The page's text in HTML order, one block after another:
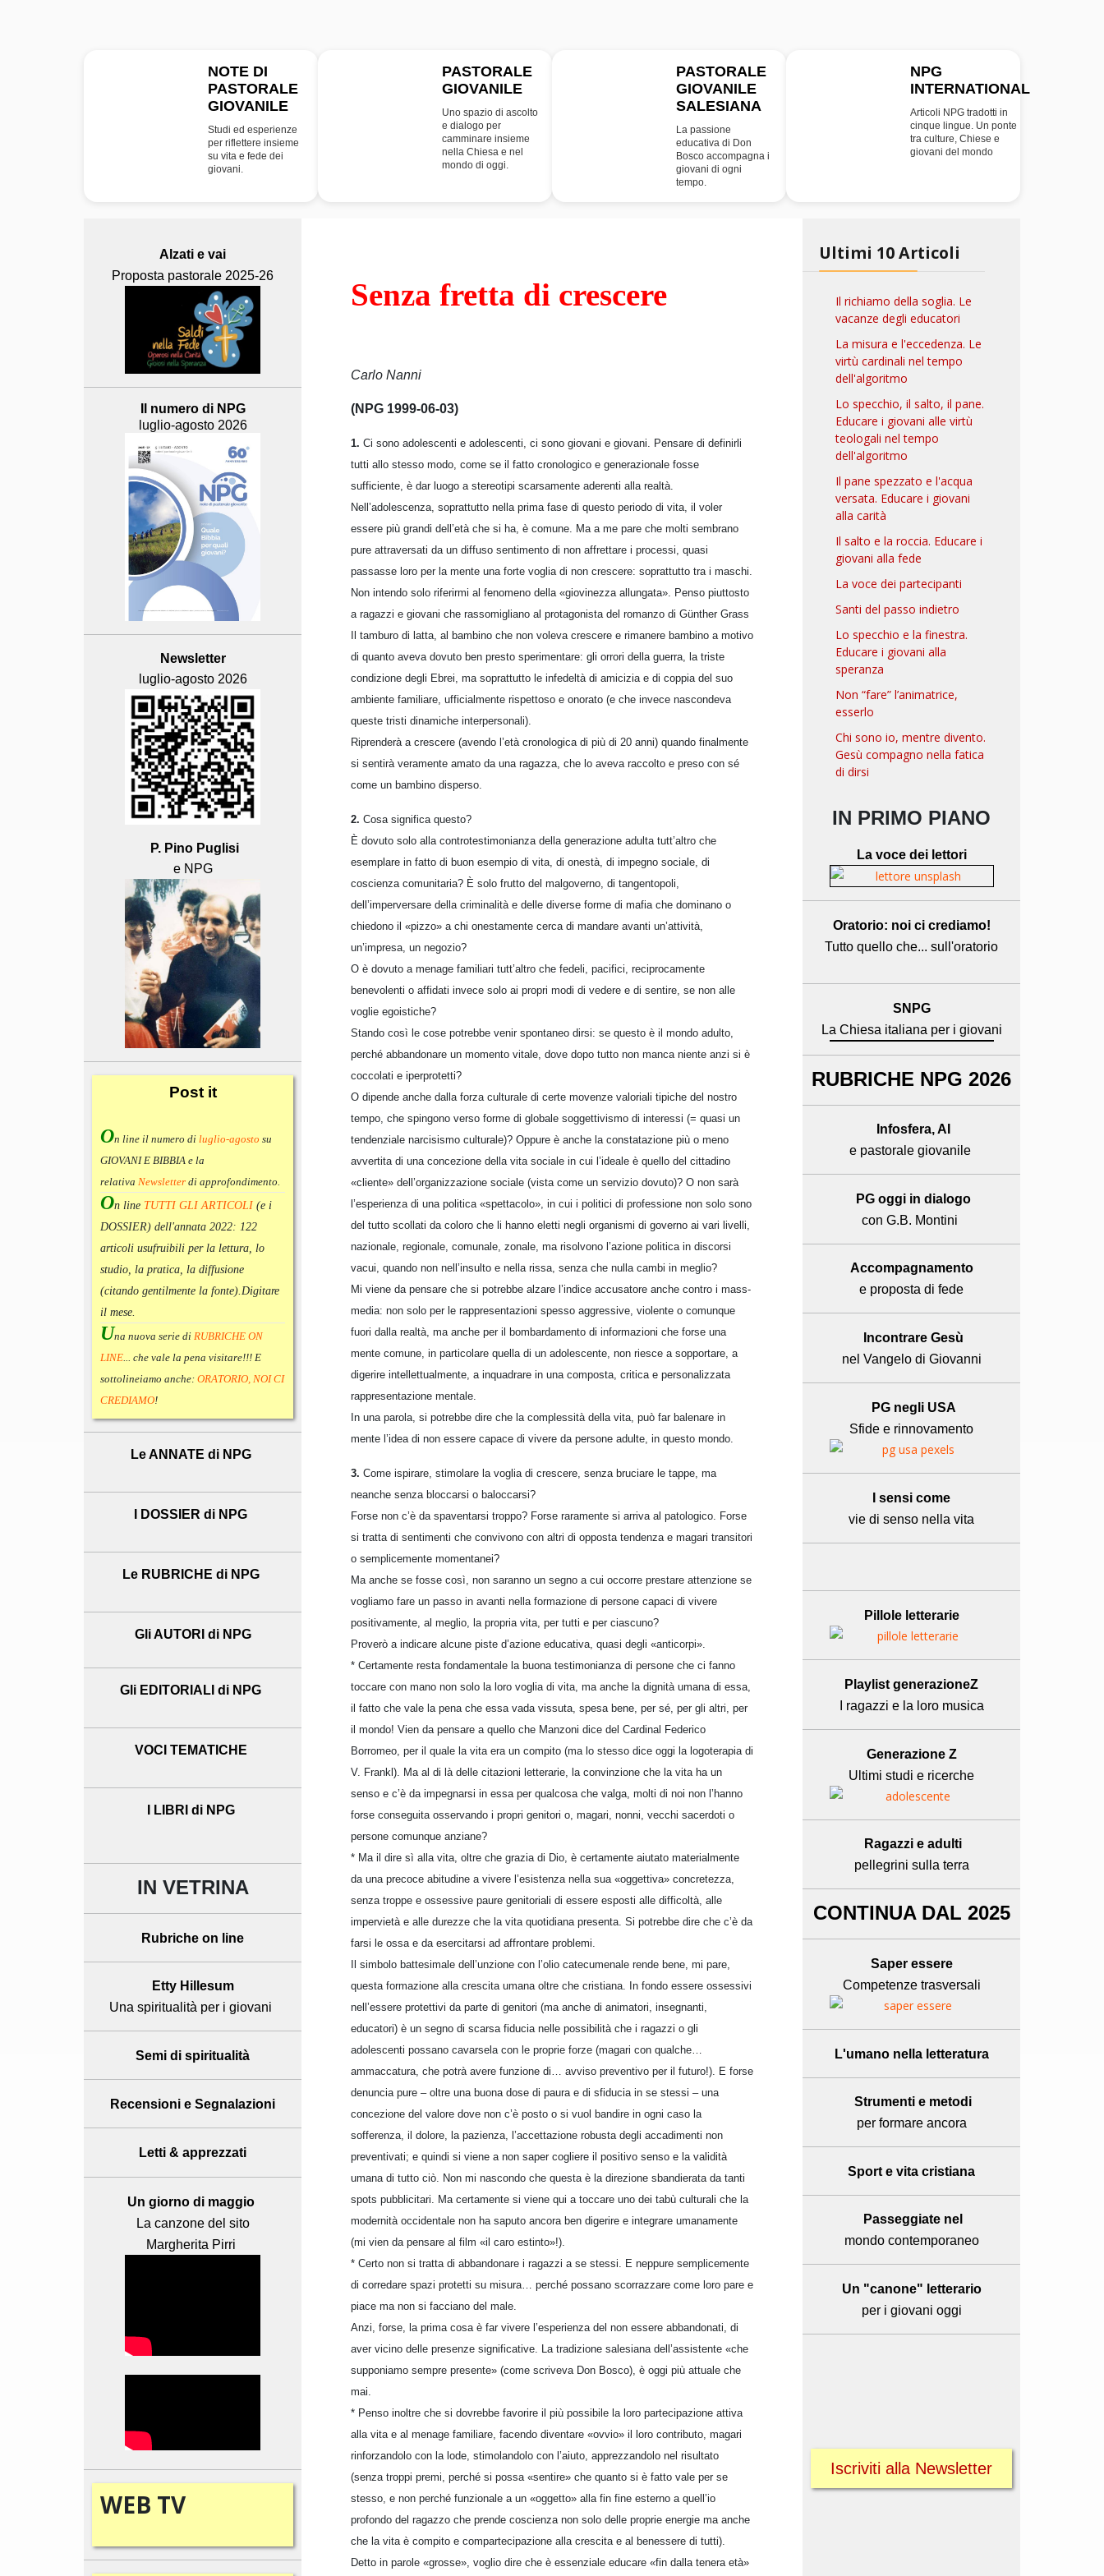
NOTE DI
PASTORALE
GIOVANILE
Studi ed esperienze
per riflettere insieme
su vita e fede dei
giovani.
PASTORALE
GIOVANILE
Uno spazio di ascolto
e dialogo per
camminare insieme
nella Chiesa e nel
mondo di oggi.
PASTORALE
GIOVANILE
SALESIANA
La passione
educativa di Don
Bosco accompagna i
giovani di ogni
tempo.
NPG
INTERNATIONAL
Articoli NPG tradotti in
cinque lingue. Un ponte
tra culture, Chiese e
giovani del mondo
Alzati e vai
Proposta pastorale 2025-26
Il numero di NPG
luglio-agosto 2026
Newsletter
luglio-agosto 2026
P. Pino Puglisi
e NPG
Postit
On line il numero di luglio-agosto su
GIOVANI E BIBBIA e la
relativa Newsletter di approfondimento.
On line TUTTI GLI ARTICOLI (e i
DOSSIER) dell'annata 2022: 122
articoli usufruibili per la lettura, lo
studio, la pratica, la diffusione
(citando gentilmente la fonte).Digitare
il mese.
Una nuova serie di RUBRICHE ON
LINE... che vale la pena visitare!!! E
sottolineiamo anche: ORATORIO, NOI CI
CREDIAMO!
Le ANNATE di NPG
I DOSSIER di NPG
Le RUBRICHE di NPG
Gli AUTORI di NPG
Gli EDITORIALI di NPG
VOCI TEMATICHE
I LIBRI di NPG
IN VETRINA
Rubriche on line
Etty Hillesum
Una spiritualità per i giovani
Semi di spiritualità
Recensioni e Segnalazioni
Letti & apprezzati
Un giorno di maggio
La canzone del sito
Margherita Pirri
WEB TV
Senza fretta di crescere
Carlo Nanni
(NPG 1999-06-03)
1. Ci sono adolescenti e adolescenti, ci sono giovani e giovani. Pensare di definirli
tutti allo stesso modo, come se il fatto cronologico e generazionale fosse
sufficiente, è dar luogo a stereotipi scarsamente aderenti alla realtà.
Nell’adolescenza, soprattutto nella prima fase di questo periodo di vita, il voler
essere più grandi dell’età che si ha, è comune. Ma a me pare che molti sembrano
pure attraversati da un diffuso sentimento di non affrettare i processi, quasi
passasse loro per la mente una forte voglia di non crescere: soprattutto tra i maschi.
Non intendo solo riferirmi al fenomeno della «giovinezza allungata». Penso piuttosto
a ragazzi e giovani che rassomigliano al protagonista del romanzo di Günther Grass
Il tamburo di latta, al bambino che non voleva crescere e rimanere bambino a motivo
di quanto aveva dovuto ben presto sperimentare: gli orrori della guerra, la triste
condizione degli Ebrei, ma soprattutto le infedeltà di amicizia e di coppia del suo
ambiente familiare, ufficialmente rispettoso e onorato (e che invece nascondeva
queste tristi dinamiche interpersonali).
Riprenderà a crescere (avendo l’età cronologica di più di 20 anni) quando finalmente
si sentirà veramente amato da una ragazza, che lo aveva raccolto e preso con sé
come un bambino disperso.
2. Cosa significa questo?
È dovuto solo alla controtestimonianza della generazione adulta tutt’altro che
esemplare in fatto di buon esempio di vita, di onestà, di impegno sociale, di
coscienza comunitaria? È solo frutto del malgoverno, di tangentopoli,
dell’imperversare della criminalità e delle diverse forme di mafia che dominano o
chiedono il «pizzo» a chi onestamente cerca di mandare avanti un’attività,
un’impresa, un negozio?
O è dovuto a menage familiari tutt’altro che fedeli, pacifici, reciprocamente
benevolenti o affidati invece solo ai propri modi di vedere e di sentire, se non alle
voglie egoistiche?
Stando così le cose potrebbe venir spontaneo dirsi: se questo è il mondo adulto,
perché abbandonare un momento vitale, dove dopo tutto non manca niente anzi si è
coccolati e iperprotetti?
O dipende anche dalla forza culturale di certe movenze valoriali tipiche del nostro
tempo, che spingono verso forme di globale soggettivismo di interessi (= quasi un
tendenziale narcisismo culturale)? Oppure è anche la constatazione più o meno
avvertita di una concezione della vita sociale in cui l’ideale è quello del cittadino
«cliente» dell’organizzazione sociale (vista come un servizio dovuto)? O non sarà
l’esperienza di una politica «spettacolo», in cui i politici di professione non solo sono
del tutto scollati da coloro che li hanno eletti negli organismi di governo ai vari livelli,
nazionale, regionale, comunale, zonale, ma risolvono l’azione politica in discorsi
vacui, quando non nell’insulto e nella rissa, senza che nulla cambi in meglio?
Mi viene da pensare che si potrebbe alzare l’indice accusatore anche contro i mass-
media: non solo per le rappresentazioni spesso aggressive, violente o comunque
fuori dalla realtà, ma anche per il bombardamento di informazioni che forse una
mente comune, in particolare quella di un adolescente, non riesce a sopportare, a
digerire intellettualmente, a inquadrare in una composta, critica e personalizzata
rappresentazione mentale.
In una parola, si potrebbe dire che la complessità della vita, può far balenare in
mente l’idea di non essere capace di vivere da persone adulte, in questo mondo.
3. Come ispirare, stimolare la voglia di crescere, senza bruciare le tappe, ma
neanche senza bloccarsi o baloccarsi?
Forse non c’è da spaventarsi troppo? Forse raramente si arriva al patologico. Forse
si tratta di sentimenti che convivono con altri di opposta tendenza e magari transitori
o semplicemente momentanei?
Ma anche se fosse così, non saranno un segno a cui occorre prestare attenzione se
vogliamo fare un passo in avanti nella formazione di persone capaci di vivere
positivamente, al meglio, la propria vita, per tutti e per ciascuno?
Proverò a indicare alcune piste d’azione educativa, quasi degli «anticorpi».
* Certamente resta fondamentale la buona testimonianza di persone che ci fanno
toccare con mano non solo la loro voglia di vita, ma anche la dignità umana di essa,
il fatto che vale la pena che essa vada vissuta, spesa bene, per sé, per gli altri, per
il mondo! Vien da pensare a quello che Manzoni dice del Cardinal Federico
Borromeo, per il quale la vita era un compito (ma lo stesso dice oggi la logoterapia di
V. Frankl). Ma al di là delle citazioni letterarie, la convinzione che la vita ha un
senso e c’è da impegnarsi in essa per qualcosa che valga, molti di noi non l’hanno
forse conseguita osservando i propri genitori o, magari, nonni, vecchi sacerdoti o
persone comunque anziane?
* Ma il dire sì alla vita, oltre che grazia di Dio, è certamente aiutato materialmente
da una precoce abitudine a vivere l’esistenza nella sua «oggettiva» concretezza,
senza troppe e ossessive paure genitoriali di essere esposti alle difficoltà, alle
impervietà e alle durezze che la vita quotidiana presenta. Si potrebbe dire che c’è da
farsi le ossa e da esercitarsi ad affrontare problemi.
Il simbolo battesimale dell’unzione con l’olio catecumenale rende bene, mi pare,
questa formazione alla crescita umana oltre che cristiana. In fondo essere ossessivi
nell’essere protettivi da parte di genitori (ma anche di animatori, insegnanti,
educatori) è un segno di scarsa fiducia nelle possibilità che i ragazzi o gli
adolescenti possano cavarsela con le proprie forze (magari con qualche…
ammaccatura, che potrà avere funzione di… avviso preventivo per il futuro!). E forse
denuncia pure – oltre una buona dose di paura e di sfiducia in se stessi – una
concezione del valore dove non c’è posto o si vuol bandire in ogni caso la
sofferenza, il dolore, la pazienza, l’accettazione robusta degli accadimenti non
preventivati; e quindi si viene a non saper cogliere il positivo senso e la validità
umana di tutto ciò. Non mi nascondo che questa è la direzione sbandierata da tanti
spots pubblicitari. Ma certamente si viene qui a toccare uno dei tabù culturali che la
modernità occidentale non ha saputo ancora ben digerire e integrare umanamente
(mi vien da pensare al film «il caro estinto»!).
* Certo non si tratta di abbandonare i ragazzi a se stessi. E neppure semplicemente
di corredare spazi protetti su misura… perché possano scorrazzare come loro pare e
piace ma non si facciano del male.
Anzi, forse, la prima cosa è far vivere l’esperienza del non essere abbandonati, di
aver vicino delle presenze significative. La tradizione salesiana dell’assistente «che
supponiamo sempre presente» (come scriveva Don Bosco), è oggi più attuale che
mai.
* Penso inoltre che si dovrebbe favorire il più possibile la loro partecipazione attiva
alla vita e al menage familiare, facendo diventare «ovvio» il loro contributo, magari
rinforzandolo con la lode, stimolandolo con l’aiuto, apprezzandolo nel risultato
(senza troppi premi, perché si possa «sentire» che quanto si è fatto vale per se
stesso, e non perché funzionale a un «oggetto» alla fin fine esterno a quell’io
profondo del ragazzo che prende coscienza non solo delle proprie energie ma anche
che la vita è compito e compartecipazione alla crescita e al benessere di tutti).
Detto in parole «grosse», voglio dire che è essenziale educare «fin dalla tenera età»
Ultimi 10 Articoli
Il richiamo della soglia. Le
vacanze degli educatori
La misura e l'eccedenza. Le
virtù cardinali nel tempo
dell'algoritmo
Lo specchio, il salto, il pane.
Educare i giovani alle virtù
teologali nel tempo
dell'algoritmo
Il pane spezzato e l'acqua
versata. Educare i giovani
alla carità
Il salto e la roccia. Educare i
giovani alla fede
La voce dei partecipanti
Santi del passo indietro
Lo specchio e la finestra.
Educare i giovani alla
speranza
Non “fare” l’animatrice,
esserlo
Chi sono io, mentre divento.
Gesù compagno nella fatica
di dirsi
IN PRIMO PIANO
La voce dei lettori
Oratorio: noi ci crediamo!
Tutto quello che... sull'oratorio
SNPG
La Chiesa italiana per i giovani
RUBRICHE NPG 2026
Infosfera, AI
e pastorale giovanile
PG oggi in dialogo
con G.B. Montini
Accompagnamento
e proposta di fede
Incontrare Gesù
nel Vangelo di Giovanni
PG negli USA
Sfide e rinnovamento
I sensi come
vie di senso nella vita
Pillole letterarie
Playlist generazioneZ
I ragazzi e la loro musica
Generazione Z
Ultimi studi e ricerche
Ragazzi e adulti
pellegrini sulla terra
CONTINUA DAL 2025
Saper essere
Competenze trasversali
L'umanonella letteratura
Strumenti e metodi
per formare ancora
Sport e vita cristiana
Passeggiate nel
mondo contemporaneo
Un "canone" letterario
per i giovani oggi
Iscriviti alla Newsletter